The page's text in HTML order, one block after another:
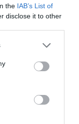
the IAB’s List of
disclose it to other